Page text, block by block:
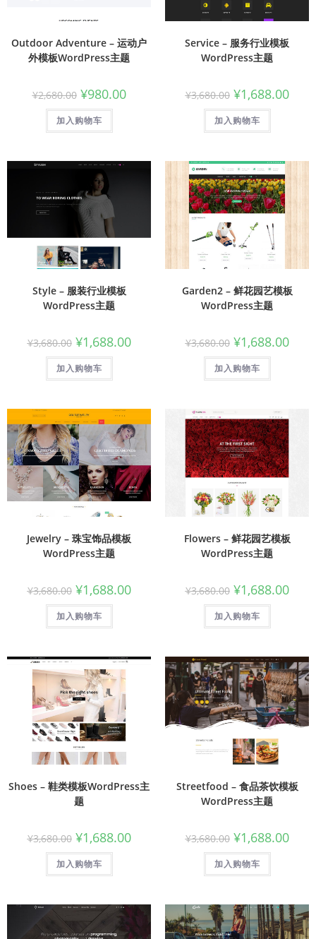
Outdoor Adventure – 运动户
外模板WordPress主题
¥2,680.00 ¥980.00
加入购物车
Service – 服务行业模板
WordPress主题
¥3,680.00 ¥1,688.00
加入购物车
Style – 服装行业模板
WordPress主题
¥3,680.00 ¥1,688.00
加入购物车
Garden2 – 鲜花园艺模板
WordPress主题
¥3,680.00 ¥1,688.00
加入购物车
Jewelry – 珠宝饰品模板
WordPress主题
¥3,680.00 ¥1,688.00
加入购物车
Flowers – 鲜花园艺模板
WordPress主题
¥3,680.00 ¥1,688.00
加入购物车
Shoes – 鞋类模板WordPress主
题
¥3,680.00 ¥1,688.00
加入购物车
Streetfood – 食品茶饮模板
WordPress主题
¥3,680.00 ¥1,688.00
加入购物车